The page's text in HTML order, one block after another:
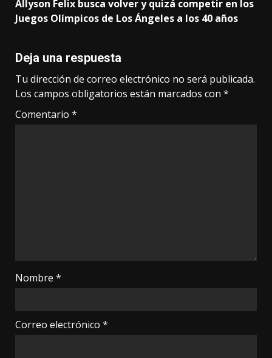
Allyson Felix busca volver y quizá competir en los
Juegos Olímpicos de Los Ángeles a los 40 años
Deja una respuesta
Tu dirección de correo electrónico no será publicada.
Los campos obligatorios están marcados con *
Comentario *
Nombre *
Correo electrónico *